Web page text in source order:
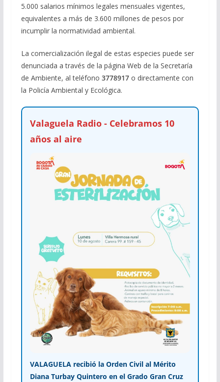
5.000 salarios mínimos legales mensuales vigentes,
equivalentes a más de 3.600 millones de pesos por
incumplir la normatividad ambiental.
La comercialización ilegal de estas especies puede ser
denunciada a través de la página Web de la Secretaría
de Ambiente, al teléfono 3778917o directamente con
la Policía Ambiental y Ecológica.
Valaguela Radio - Celebramos 10
años al aire
VALAGUELA recibió la Orden Civil al Mérito
Diana Turbay Quintero en el Grado Gran Cruz